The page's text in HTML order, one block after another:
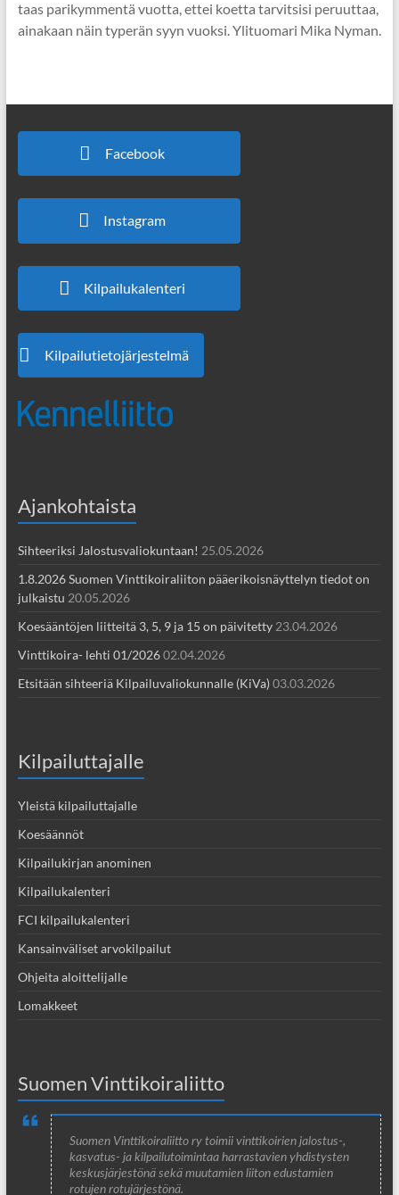
taas parikymmentä vuotta, ettei koetta tarvitsisi peruuttaa,
ainakaan näin typerän syyn vuoksi. Ylituomari Mika Nyman.
Facebook
Instagram
Kilpailukalenteri
Kilpailutietojärjestelmä
Ajankohtaista
Sihteeriksi Jalostusvaliokuntaan! 25.05.2026
1.8.2026 Suomen Vinttikoiraliiton pääerikoisnäyttelyn tiedot on
julkaistu 20.05.2026
Koesääntöjen liitteitä 3, 5, 9 ja 15 on päivitetty 23.04.2026
Vinttikoira- lehti 01/202602.04.2026
Etsitään sihteeriä Kilpailuvaliokunnalle (KiVa)03.03.2026
Kilpailuttajalle
Yleistä kilpailuttajalle
Koesäännöt
Kilpailukirjan anominen
Kilpailukalenteri
FCI kilpailukalenteri
Kansainväliset arvokilpailut
Ohjeita aloittelijalle
Lomakkeet
Suomen Vinttikoiraliitto
Suomen Vinttikoiraliitto ry toimii vinttikoirien jalostus-,
kasvatus- ja kilpailutoimintaa harrastavien yhdistysten
keskusjärjestönä sekä muutamien liiton edustamien
rotujen rotujärjestönä.